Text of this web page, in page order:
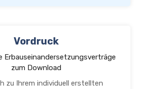
Vordruck
Erbauseinandersetzungsverträge
zum Download
zu Ihrem individuell erstellten